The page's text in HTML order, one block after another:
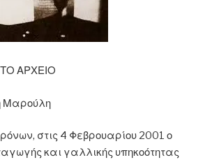
ΑΡΧΕΙΟ
Μαρούλη
στις 4 Φεβρουαρίου 2001 ο
και γαλλικής υπηκοότητας